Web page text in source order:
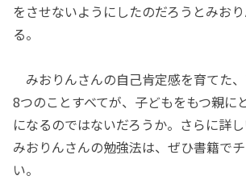
をさせないようにしたのだろうとみお
る。
みおりんさんの自己肯定感を育てた、
8つのことすべてが、子どもをもつ親に
になるのではないだろうか。さらに詳し
みおりんさんの勉強法は、ぜひ書籍で
い。